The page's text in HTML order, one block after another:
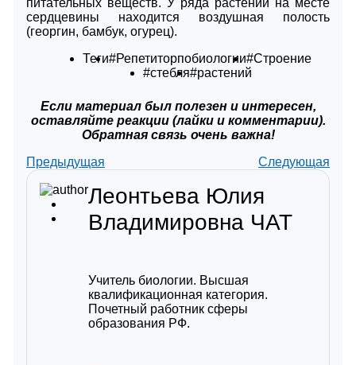
сердцевины находится воздушная полость
(георгин, бамбук, огурец).
Теги#Репетиторпобиологии#Строение
#стебля#растений
Если материал был полезен и интересен,
оставляйте реакции (лайки и комментарии).
Обратная связь очень важна!
Предыдущая
Следующая
Леонтьева Юлия
Владимировна ЧАТ
Учитель биологии. Высшая
квалификационная категория.
Почетный работник сферы
образования РФ.